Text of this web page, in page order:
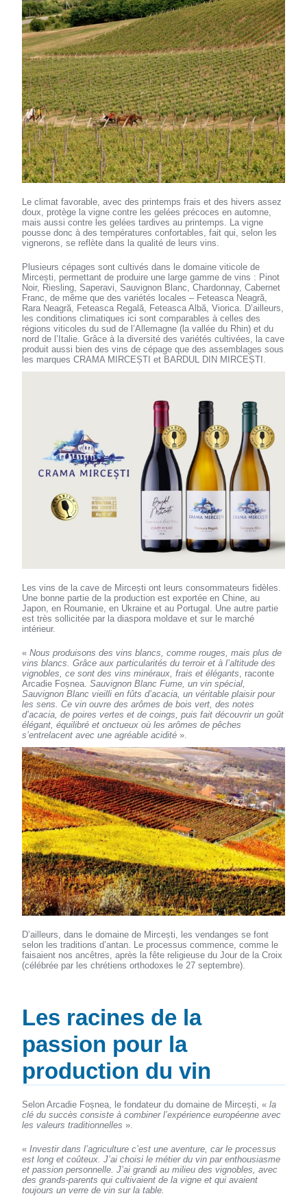
Le climat favorable, avec des printemps frais et des hivers assez
doux, protège la vigne contre les gelées précoces en automne,
mais aussi contre les gelées tardives au printemps. La vigne
pousse donc à des températures confortables, fait qui, selon les
vignerons, se reflète dans la qualité de leurs vins.
Plusieurs cépages sont cultivés dans le domaine viticole de
Mircești, permettant de produire une large gamme de vins : Pinot
Noir, Riesling, Saperavi, Sauvignon Blanc, Chardonnay, Cabernet
Franc, de même que des variétés locales – Feteasca Neagră,
Rara Neagră, Feteasca Regală, Feteasca Albă, Viorica. D’ailleurs,
les conditions climatiques ici sont comparables à celles des
régions viticoles du sud de l’Allemagne (la vallée du Rhin) et du
nord de l’Italie. Grâce à la diversité des variétés cultivées, la cave
produit aussi bien des vins de cépage que des assemblages sous
les marques CRAMA MIRCEȘTI et BARDUL DIN MIRCEȘTI.
Les vins de la cave de Mircești ont leurs consommateurs fidèles.
Une bonne partie de la production est exportée en Chine, au
Japon, en Roumanie, en Ukraine et au Portugal. Une autre partie
est très sollicitée par la diaspora moldave et sur le marché
intérieur.
«Nous produisons des vins blancs, comme rouges, mais plus de
vins blancs. Grâce aux particularités du terroir et à l’altitude des
vignobles, ce sont des vins minéraux, frais et élégants , raconte
Arcadie Foșnea.Sauvignon Blanc Fume, un vin spécial,
Sauvignon Blanc vieilli en fûts d’acacia, un véritable plaisir pour
les sens. Ce vin ouvre des arômes de bois vert, des notes
d’acacia, de poires vertes et de coings, puis fait découvrir un goût
élégant, équilibré et onctueux où les arômes de pêches
s’entrelacent avec une agréable acidité ».
D’ailleurs, dans le domaine de Mircești, les vendanges se font
selon les traditions d’antan. Le processus commence, comme le
faisaient nos ancêtres, après la fête religieuse du Jour de la Croix
(célébrée par les chrétiens orthodoxes le 27 septembre).
Les racines de la
passion pour la
production du vin
Selon Arcadie Foșnea, le fondateur du domaine de Mircești, «la
clé du succès consiste à combiner l’expérience européenne avec
les valeurs traditionnelles ».
«Investir dans l’agriculture c’est une aventure, car le processus
est long et coûteux. J’ai choisi le métier du vin par enthousiasme
et passion personnelle. J’ai grandi au milieu des vignobles, avec
des grands-parents qui cultivaient de la vigne et qui avaient
toujours un verre de vin sur la table.